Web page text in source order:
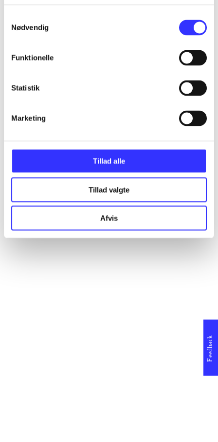
Nødvendig
Funktionelle
Statistik
Marketing
Tillad alle
Tillad valgte
Afvis
Materialetype
Feedback